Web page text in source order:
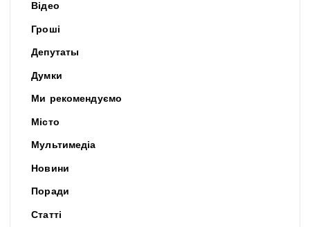
Відео
Гроші
Депутаты
Думки
Ми рекомендуємо
Місто
Мультимедіа
Новини
Поради
Статті